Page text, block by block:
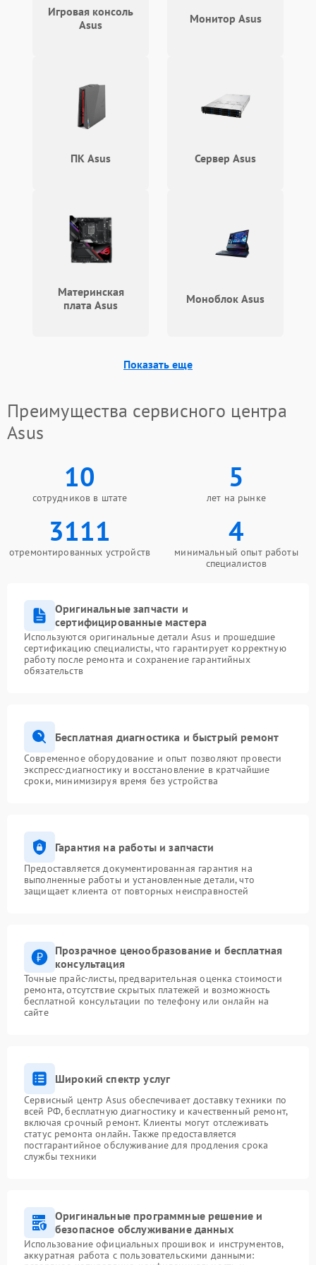
синие экраны
Игровая консоль
Asus
Монитор Asus
ПК Asus Сервер Asus
Материнская
плата Asus
Моноблок Asus
Показать еще
Преимущества сервисного центра
Asus
10
сотрудников в штате
5
лет на рынке
3111
отремонтированных устройств
4
минимальный опыт работы
специалистов
Оригинальные запчасти и
сертифицированные мастера
Используются оригинальные детали Asus и прошедшие
сертификацию специалисты, что гарантирует корректную
работу после ремонта и сохранение гарантийных
обязательств
Бесплатная диагностика и быстрый ремонт
Современное оборудование и опыт позволяют провести
экспресс-диагностику и восстановление в кратчайшие
сроки, минимизируя время без устройства
Гарантия на работы и запчасти
Предоставляется документированная гарантия на
выполненные работы и установленные детали, что
защищает клиента от повторных неисправностей
Прозрачное ценообразование и бесплатная
консультация
Точные прайс-листы, предварительная оценка стоимости
ремонта, отсутствие скрытых платежей и возможность
бесплатной консультации по телефону или онлайн на
сайте
Широкий спектр услуг
Сервисный центр Asus обеспечивает доставку техники по
всей РФ, бесплатную диагностику и качественный ремонт,
включая срочный ремонт. Клиенты могут отслеживать
статус ремонта онлайн. Также предоставляется
постгарантийное обслуживание для продления срока
службы техники
Оригинальные программные решение и
безопасное обслуживание данных
Использование официальных прошивок и инструментов,
аккуратная работа с пользовательскими данными: